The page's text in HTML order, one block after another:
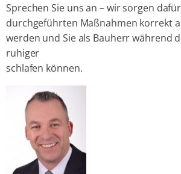
Sprechen Sie uns an – wir sorgen
durchgeführten Maßnahmen korrekt
werden und Sie als Bauherr während
ruhiger
schlafen können.